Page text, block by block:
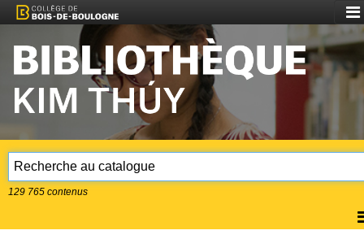
le
129 765 contenus